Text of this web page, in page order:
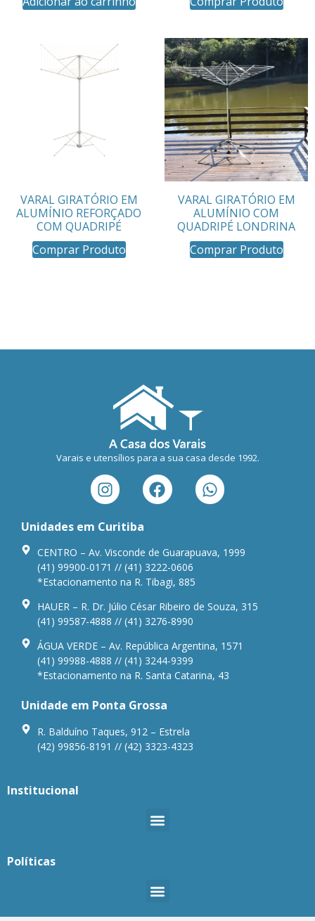
VARAL GIRATÓRIO EM
ALUMÍNIO REFORÇADO
COM QUADRIPÉ
Comprar Produto
VARAL GIRATÓRIO EM
ALUMÍNIO COM
QUADRIPÉ LONDRINA
Comprar Produto
Varais e utensílios para a sua casa desde 1992.
Unidades em Curitiba
CENTRO – Av. Visconde de Guarapuava, 1999
(41) 99900-0171 // (41) 3222-0606
*Estacionamento na R. Tibagi, 885
HAUER – R. Dr. Júlio César Ribeiro de Souza, 315
(41) 99587-4888 // (41) 3276-8990
ÁGUA VERDE – Av. República Argentina, 1571
(41) 99988-4888 // (41) 3244-9399
*Estacionamento na R. Santa Catarina, 43
Unidade em Ponta Grossa
R. Balduíno Taques, 912 – Estrela
(42) 99856-8191 // (42) 3323-4323
Institucional
Políticas